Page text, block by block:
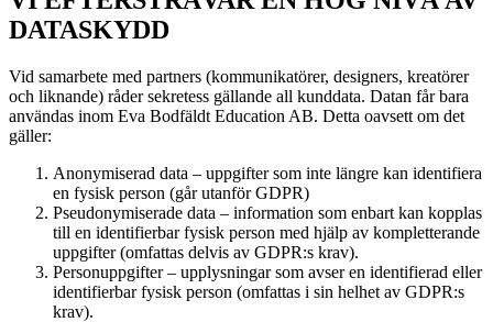
DATASKYDD
Vid samarbete med partners (kommunikatörer, designers, kreatörer
och liknande) råder sekretess gällande all kunddata. Datan får bara
användas inom Eva Bodfäldt Education AB. Detta oavsett om det
gäller:
Anonymiserad data – uppgifter som inte längre kan identifiera
en fysisk person (går utanför GDPR)
Pseudonymiserade data – information som enbart kan kopplas
till en identifierbar fysisk person med hjälp av kompletterande
uppgifter (omfattas delvis av GDPR:s krav).
Personuppgifter – upplysningar som avser en identifierad eller
identifierbar fysisk person (omfattas i sin helhet av GDPR:s
krav).